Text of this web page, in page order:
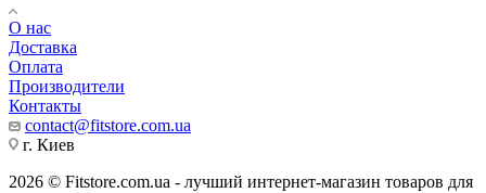
О нас
Доставка
Оплата
Производители
Контакты
contact@fitstore.com.ua
г. Киев
2026 © Fitstore.com.ua - лучший интернет-магазин товаров для